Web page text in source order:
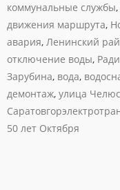
коммунальные службы,
движения маршрута,
авария, Ленинский
отключение воды,
Зарубина, вода,
демонтаж, улица
50 лет Октября